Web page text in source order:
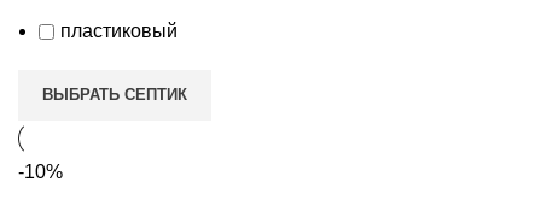
пластиковый
ВЫБРАТЬ СЕПТИК
-10%